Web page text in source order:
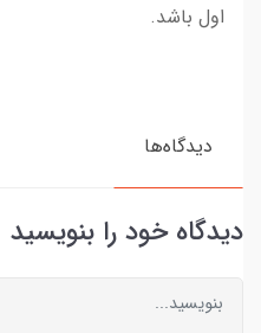
اول باشد.
دیدگاه‌ها
دیدگاه خود را بنویسید